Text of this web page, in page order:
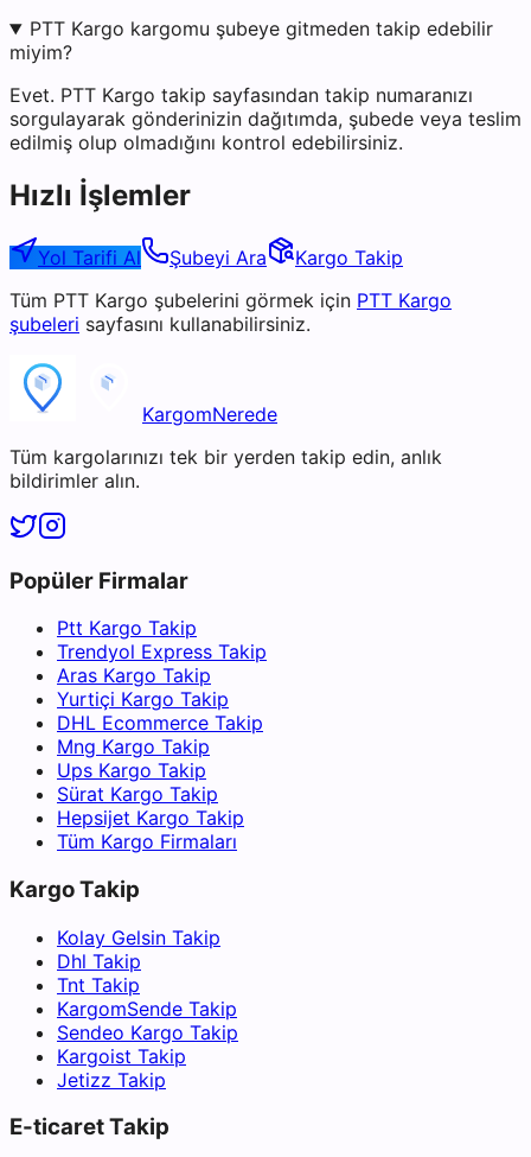
PTT Kargo kargomu şubeye gitmeden takip edebilir
miyim?
Evet. PTT Kargo takip sayfasından takip numaranızı
sorgulayarak gönderinizin dağıtımda, şubede veya teslim
edilmiş olup olmadığını kontrol edebilirsiniz.
Hızlı İşlemler
Yol Tarifi Al Şubeyi Ara
Kargo Takip
Tüm PTT Kargo şubelerini görmek için PTT Kargo
şubeleri sayfasını kullanabilirsiniz.
KargomNerede
Tüm kargolarınızı tek bir yerden takip edin, anlık
bildirimler alın.
Popüler Firmalar
Ptt Kargo Takip
Trendyol Express Takip
Aras Kargo Takip
Yurtiçi Kargo Takip
DHL Ecommerce Takip
Mng Kargo Takip
Ups Kargo Takip
Sürat Kargo Takip
Hepsijet Kargo Takip
Tüm Kargo Firmaları
Kargo Takip
Kolay Gelsin Takip
Dhl Takip
Tnt Takip
KargomSende Takip
Sendeo Kargo Takip
Kargoist Takip
Jetizz Takip
E-ticaret Takip